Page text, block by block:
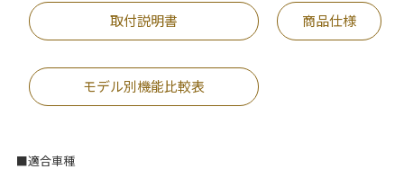
取付説明書 商品仕様
モデル別機能比較表
■適合車種